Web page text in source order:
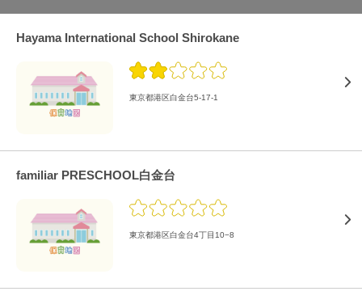
Hayama International School Shirokane
東京都港区白金台5-17-1
familiar PRESCHOOL白金台
東京都港区白金台4丁目10−8